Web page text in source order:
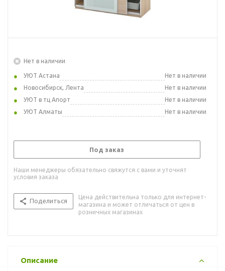
Нет в наличии
УЮТ Астана
Нет в наличии
Новосибирск, Лента
Нет в наличии
УЮТ в тц Апорт
Нет в наличии
УЮТ Алматы
Нет в наличии
Под заказ
Наши менеджеры обязательно свяжутся с вами и уточнят
условия заказа
Поделиться
Цена действительна только для интернет-
магазина и может отличаться от цен в
розничных магазинах
Описание